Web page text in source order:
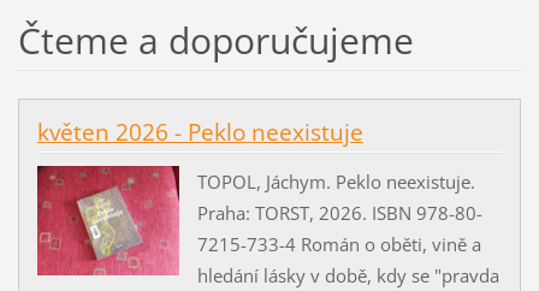
Čteme a doporučujeme
květen 2026 - Peklo neexistuje
TOPOL, Jáchym. Peklo neexistuje.
Praha: TORST, 2026. ISBN 978-80-
7215-733-4 Román o oběti, vině a
hledání lásky v době, kdy se "pravda